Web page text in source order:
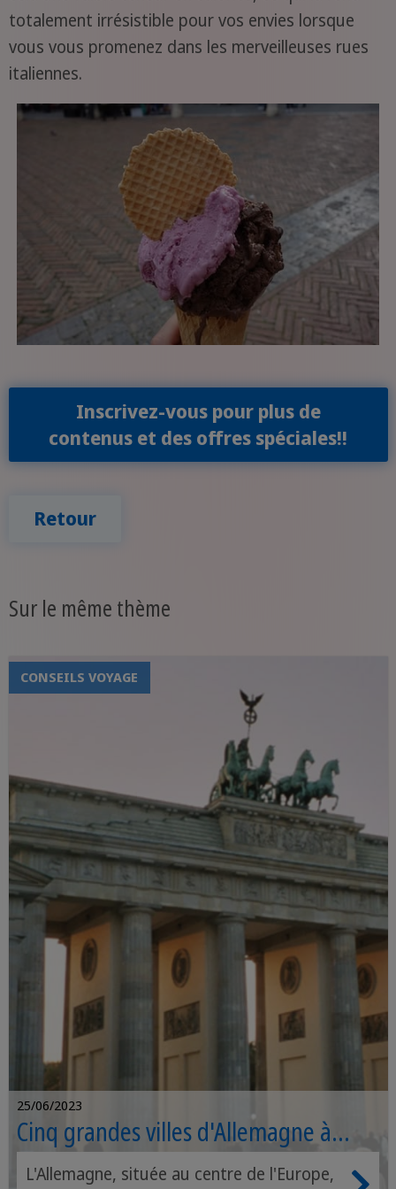
totalement irrésistible pour vos envies lorsque
vous vous promenez dans les merveilleuses rues
italiennes.
Inscrivez-vous pour plus de
contenus et des offres spéciales!!
Retour
Sur le même thème
CONSEILS VOYAGE
25/06/2023
Cinq grandes villes d'Allemagne à
visiter
L'Allemagne, située au centre de l'Europe,